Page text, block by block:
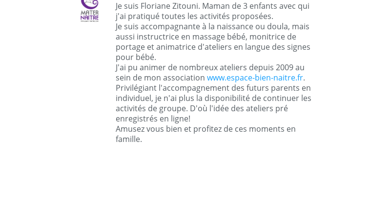
Je suis Floriane Zitouni. Maman de 3 enfants avec qui
j'ai pratiqué toutes les activités proposées.
Je suis accompagnante à la naissance ou doula, mais
aussi instructrice en massage bébé, monitrice de
portage et animatrice d'ateliers en langue des signes
pour bébé.
J'ai pu animer de nombreux ateliers depuis 2009 au
sein de mon associationwww.espace-bien-naitre.fr.
Privilégiant l'accompagnement des futurs parents en
individuel, je n'ai plus la disponibilité de continuer les
activités de groupe. D'où l'idée des ateliers pré
enregistrés en ligne!
Amusez vous bien et profitez de ces moments en
famille.